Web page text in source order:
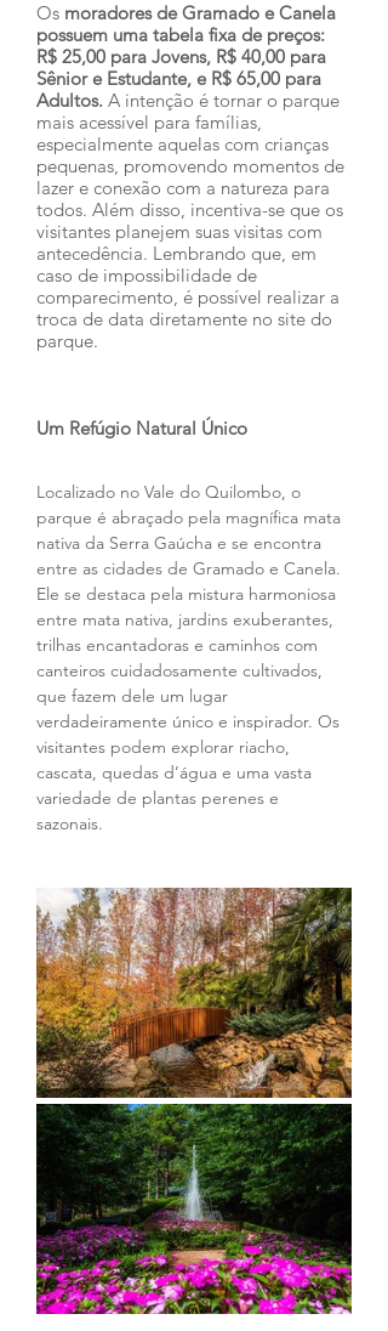
Os moradores de Gramado e Canela
possuem uma tabela fixa de preços:
R$ 25,00 para Jovens, R$ 40,00 para
Sênior e Estudante, e R$ 65,00 para
Adultos. A intenção é tornar o parque
mais acessível para famílias,
especialmente aquelas com crianças
pequenas, promovendo momentos de
lazer e conexão com a natureza para
todos. Além disso, incentiva-se que os
visitantes planejem suas visitas com
antecedência. Lembrando que, em
caso de impossibilidade de
comparecimento, é possível realizar a
troca de data diretamente no site do
parque.
Um Refúgio Natural Único
Localizado no Vale do Quilombo, o
parque é abraçado pela magnífica mata
nativa da Serra Gaúcha e se encontra
entre as cidades de Gramado e Canela.
Ele se destaca pela mistura harmoniosa
entre mata nativa, jardins exuberantes,
trilhas encantadoras e caminhos com
canteiros cuidadosamente cultivados,
que fazem dele um lugar
verdadeiramente único e inspirador. Os
visitantes podem explorar riacho,
cascata, quedas d’água e uma vasta
variedade de plantas perenes e
sazonais.